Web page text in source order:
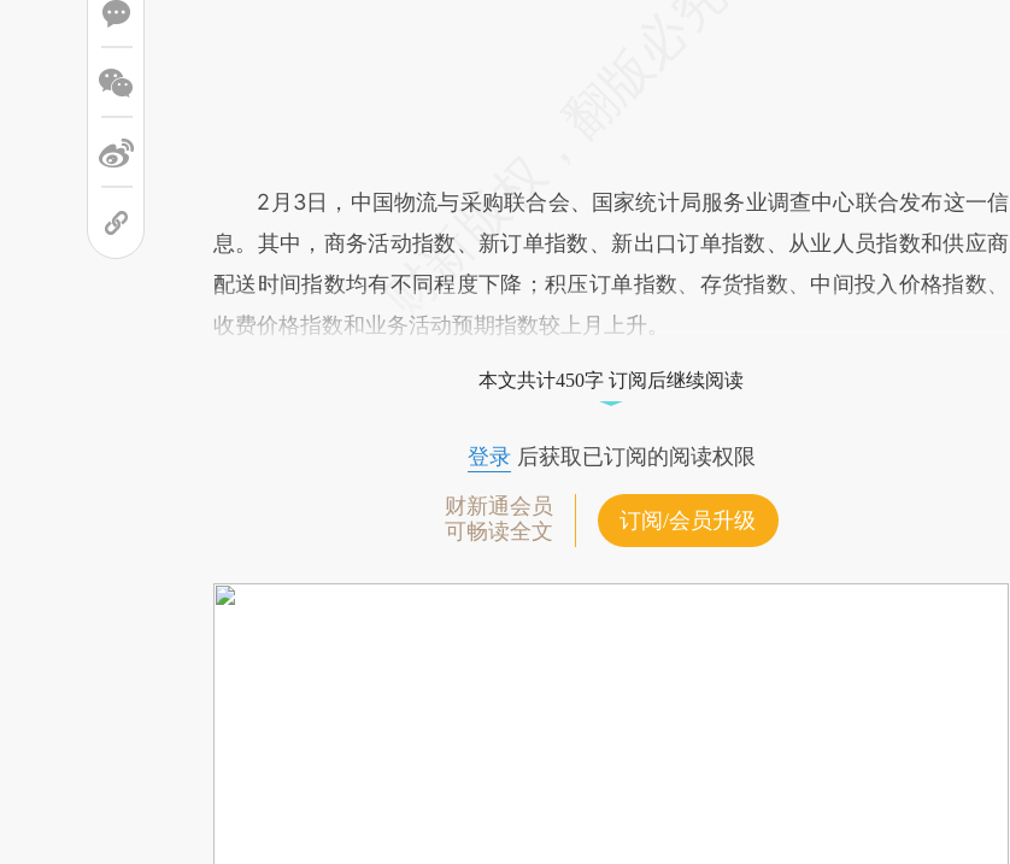
2月3日，中国物流与采购联合会、国家统计局服务业调查中心联合发布这一信
息。其中，商务活动指数、新订单指数、新出口订单指数、从业人员指数和供应商
配送时间指数均有不同程度下降；积压订单指数、存货指数、中间投入价格指数、
收费价格指数和业务活动预期指数较上月上升。
本文共计450字 订阅后继续阅读
登录后获取已订阅的阅读权限
财新通会员
可畅读全文
订阅/会员升级